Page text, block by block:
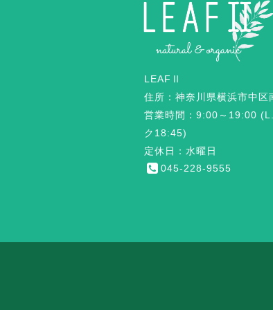
LEAFⅡ
住所：神奈川県横浜市中区
営業時間：9:00～19:00
ク18:45)
定休日：水曜日
045-228-9555